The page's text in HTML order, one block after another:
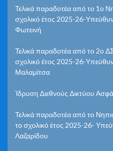
Τελικά παραδοτέα από το 1ο
σχολικό έτος 2025-26-
Φωτεινή
Τελικά παραδοτέα από το 2ο
σχολικό έτος 2025-26-
Μαλαμίτσα
Ίδρυση Διεθνούς Δικτύου
Τελικά παραδοτέα από το
το σχολικό έτος 2025-26-
Λαζαρίδου